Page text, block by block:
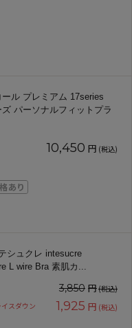
ール プレミアム 17series
パーソナルフィットプラ
10,450 円 (税込)
シュクレ intesucre
L wire Bra 素肌カ...
3,850 円(税込)
スダウン
1,925 円 (税込)